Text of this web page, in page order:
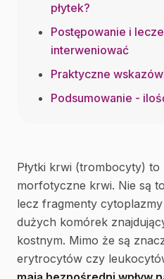
płytek?
Postępowanie i
interweniować
Praktyczne
Podsumowanie -
Płytki krwi (trombocyty) to
morfotyczne krwi. Nie są
lecz fragmenty
dużych komórek
kostnym. Mimo że są
erytrocytów czy